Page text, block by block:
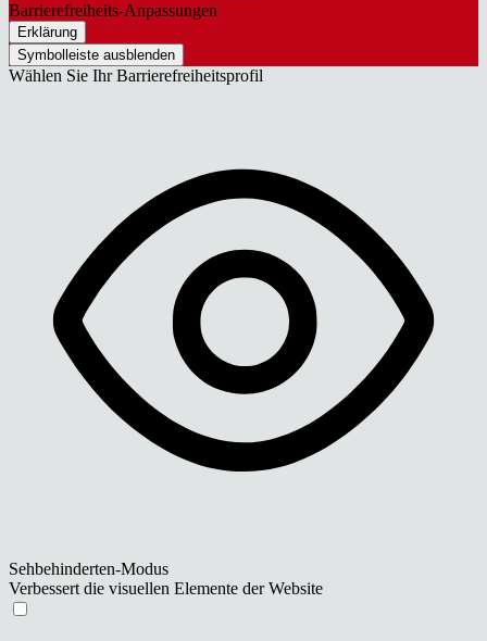
Barrierefreiheits-Anpassungen
Erklärung
Symbolleiste ausblenden
Wählen Sie Ihr Barrierefreiheitsprofil
Sehbehinderten-Modus
Verbessert die visuellen Elemente der Website